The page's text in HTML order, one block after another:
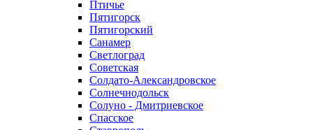
Птичье
Пятигорск
Пятигорский
Санамер
Светлоград
Советская
Солдато-Александровское
Солнечнодольск
Солуно - Дмитриевское
Спасское